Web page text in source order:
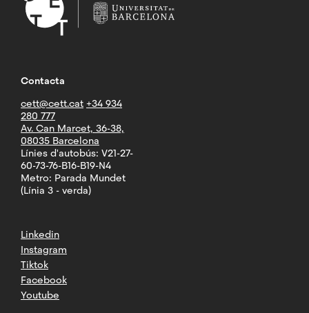
Contacta
cett@cett.cat +34 934
280 777
Av. Can Marcet, 36-38,
08035 Barcelona
Línies d'autobús: V21-27-
60-73-76-B16-B19-N4
Metro: Parada Mundet
(Línia 3 - verda)
Linkedin
Instagram
Tiktok
Facebook
Youtube